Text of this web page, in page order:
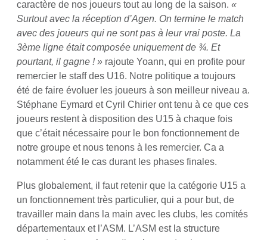
caractère de nos joueurs tout au long de la saison. «
Surtout avec la réception d’Agen. On termine le match
avec des joueurs qui ne sont pas à leur vrai poste. La
3ème ligne était composée uniquement de ¾. Et
pourtant, il gagne ! » rajoute Yoann, qui en profite pour
remercier le staff des U16. Notre politique a toujours
été de faire évoluer les joueurs à son meilleur niveau a.
Stéphane Eymard et Cyril Chirier ont tenu à ce que ces
joueurs restent à disposition des U15 à chaque fois
que c’était nécessaire pour le bon fonctionnement de
notre groupe et nous tenons à les remercier. Ca a
notamment été le cas durant les phases finales.
Plus globalement, il faut retenir que la catégorie U15 a
un fonctionnement très particulier, qui a pour but, de
travailler main dans la main avec les clubs, les comités
départementaux et l’ASM. L’ASM est la structure